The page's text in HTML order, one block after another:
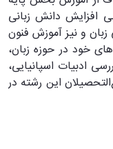
افزایش دانش زبانی
و نیز آموزش فنون
خود در حوزه زبان،
ادبیات اسپانیایی،
این رشته در